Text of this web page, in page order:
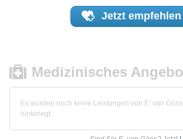
Jetzt empfehlen
Medizinisches
Es wurden noch keine Leistungen von E. van
hinterlegt.